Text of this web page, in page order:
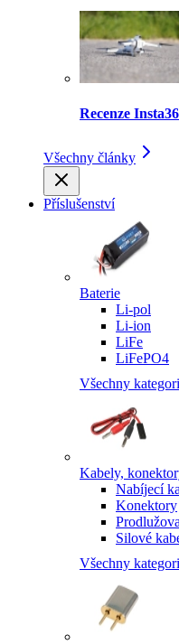
Recenze
Všechny články
Příslušenství
Baterie
Li-pol
Li-ion
LiFe
LiFePO4
Všechny
Kabely,
Nabíjecí
Konektory
Silové
Všechny